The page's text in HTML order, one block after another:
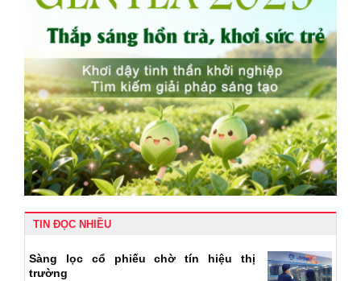
TIN ĐỌC NHIỀU
Sàng lọc cổ phiếu chờ tín hiệu thị
trường